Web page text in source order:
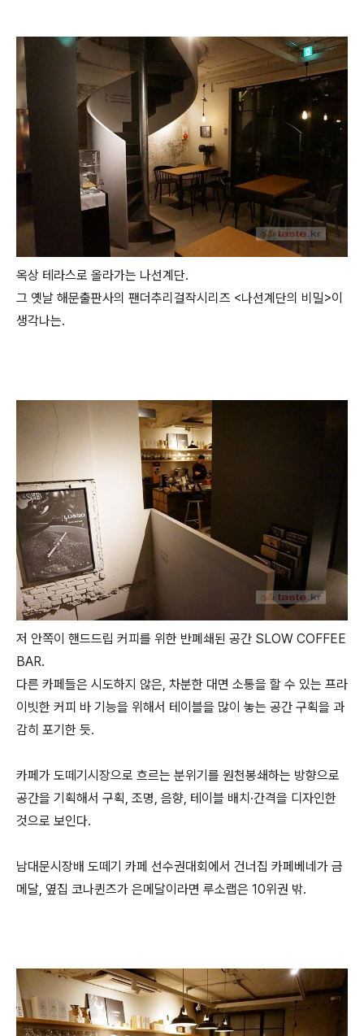
옥상 테라스로 올라가는 나선계단.
그 옛날 해문출판사의 팬더추리걸작시리즈 <나선계단의 비밀>이
생각나는.
저 안쪽이 핸드드립 커피를 위한 반폐쇄된 공간 SLOW COFFEE
BAR.
다른 카페들은 시도하지 않은, 차분한 대면 소통을 할 수 있는 프라
이빗한 커피 바 기능을 위해서 테이블을 많이 놓는 공간 구획을 과
감히 포기한 듯.
카페가 도떼기시장으로 흐르는 분위기를 원천봉쇄하는 방향으로
공간을 기획해서 구획, 조명, 음향, 테이블 배치·간격을 디자인한
것으로 보인다.
남대문시장배 도떼기 카페 선수권대회에서 건너집 카페베네가 금
메달, 옆집 코나퀸즈가 은메달이라면 루소랩은 10위권 밖.